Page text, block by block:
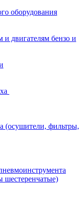
оборудования
и двигателям бензо и
(осушители, фильтры,
шестеренчатые)